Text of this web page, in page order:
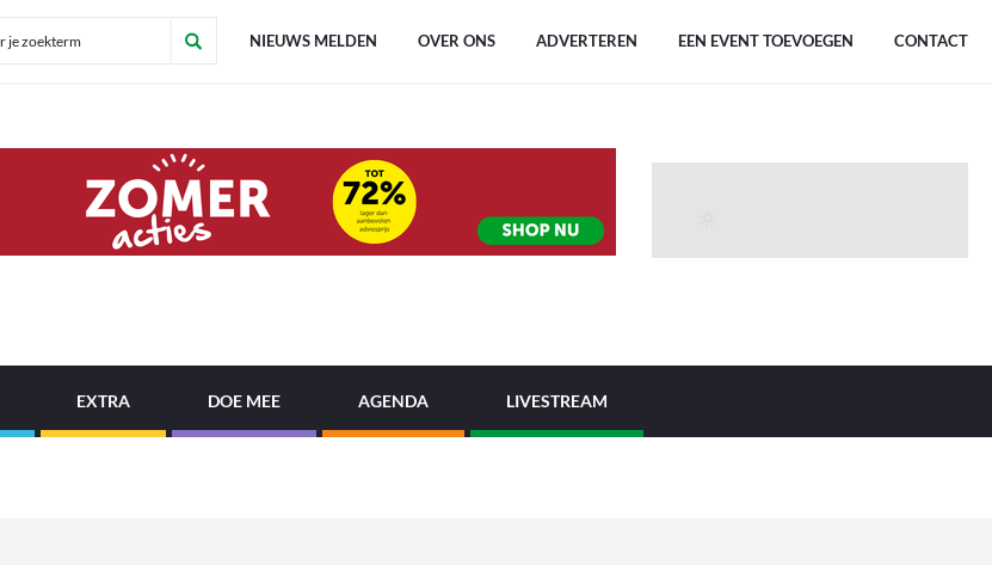
NIEUWS MELDEN OVER ONS ADVERTEREN EEN EVENT TOEVOEGEN CONTACT
EXTRA DOE MEE AGENDA LIVESTREAM